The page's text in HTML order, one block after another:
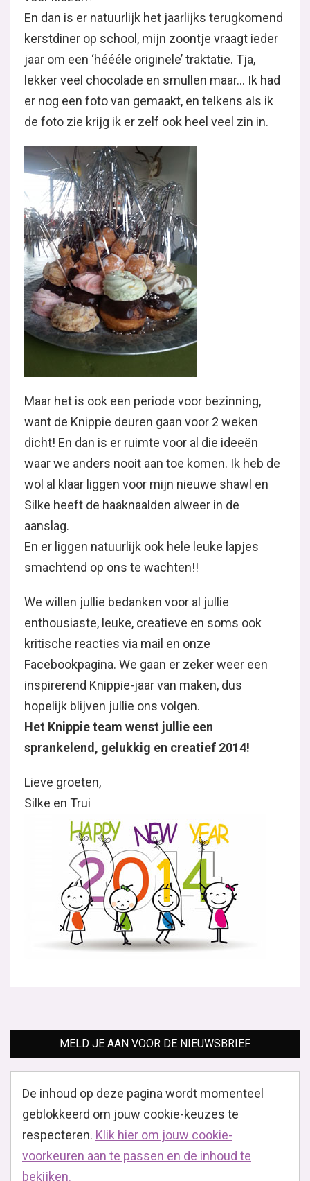
En dan is er natuurlijk het jaarlijks terugkomend
kerstdiner op school, mijn zoontje vraagt ieder
jaar om een ‘héééle originele’ traktatie. Tja,
lekker veel chocolade en smullen maar… Ik had
er nog een foto van gemaakt, en telkens als ik
de foto zie krijg ik er zelf ook heel veel zin in.
Maar het is ook een periode voor bezinning,
want de Knippie deuren gaan voor 2 weken
dicht! En dan is er ruimte voor al die ideeën
waar we anders nooit aan toe komen. Ik heb de
wol al klaar liggen voor mijn nieuwe shawl en
Silke heeft de haaknaalden alweer in de
aanslag.
En er liggen natuurlijk ook hele leuke lapjes
smachtend op ons te wachten!!
We willen jullie bedanken voor al jullie
enthousiaste, leuke, creatieve en soms ook
kritische reacties via mail en onze
Facebookpagina. We gaan er zeker weer een
inspirerend Knippie-jaar van maken, dus
hopelijk blijven jullie ons volgen.
Het Knippie team wenst jullie een
sprankelend, gelukkig en creatief 2014!
Lieve groeten,
Silke en Trui
MELD JE AAN VOOR DE NIEUWSBRIEF
De inhoud op deze pagina wordt momenteel
geblokkeerd om jouw cookie-keuzes te
respecteren. Klik hier om jouw cookie-
voorkeuren aan te passen en de inhoud te
bekijken.